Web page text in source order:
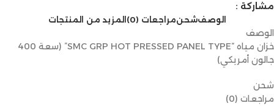
مشاركة :
الوصفشحنمراجعات (0) المزيد من المنتجات
الوصف
خزان مياه “SMC GRP HOT PRESSED PANEL TYPE” (سعة 400
جالون أمريكي)
شحن
مراجعات (0)